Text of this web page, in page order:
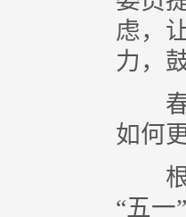
虑，
力，
春
如何
根
“五一